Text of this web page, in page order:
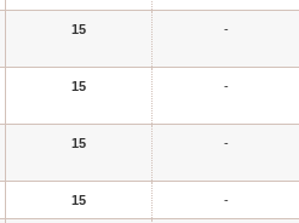
15 -
15 -
15 -
15 -